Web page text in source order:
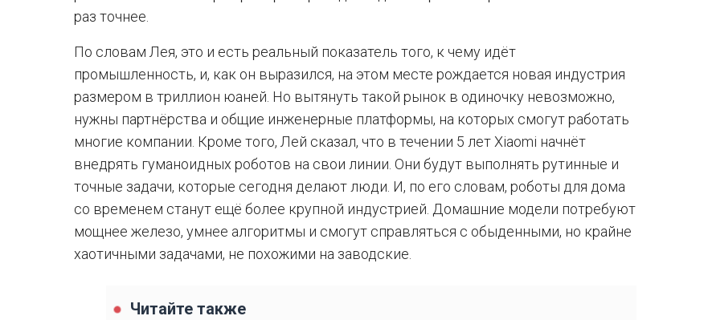
раз точнее.
По словам Лея, это и есть реальный показатель того, к чему идёт
промышленность, и, как он выразился, на этом месте рождается новая индустрия
размером в триллион юаней. Но вытянуть такой рынок в одиночку невозможно,
нужны партнёрства и общие инженерные платформы, на которых смогут работать
многие компании. Кроме того, Лей сказал, что в течении 5 лет Xiaomi начнёт
внедрять гуманоидных роботов на свои линии. Они будут выполнять рутинные и
точные задачи, которые сегодня делают люди. И, по его словам, роботы для дома
со временем станут ещё более крупной индустрией. Домашние модели потребуют
мощнее железо, умнее алгоритмы и смогут справляться с обыденными, но крайне
хаотичными задачами, не похожими на заводские.
Читайте также